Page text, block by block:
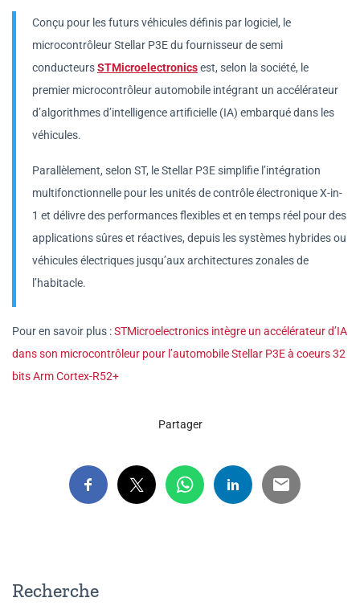
Conçu pour les futurs véhicules définis par logiciel, le
microcontrôleur Stellar P3E du fournisseur de semi
conducteursSTMicroelectronicsest, selon la société, le
premier microcontrôleur automobile intégrant un accélérateur
d’algorithmes d’intelligence artificielle (IA) embarqué dans les
véhicules.
Parallèlement, selon ST, le Stellar P3E simplifie l’intégration
multifonctionnelle pour les unités de contrôle électronique X-in-
1 et délivre des performances flexibles et en temps réel pour des
applications sûres et réactives, depuis les systèmes hybrides ou
véhicules électriques jusqu’aux architectures zonales de
l’habitacle.
Pour en savoir plus :STMicroelectronics intègre un accélérateur d’IA
dans son microcontrôleur pour l’automobile Stellar P3E à coeurs 32
bits Arm Cortex-R52+
Partager
Recherche